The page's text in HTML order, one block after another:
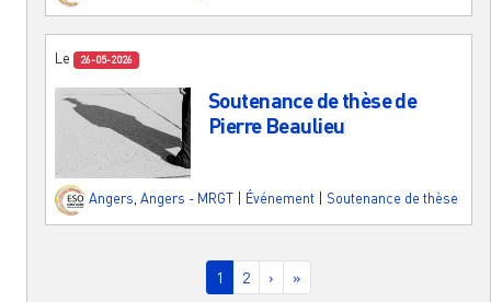
Le 26-05-2026
Soutenance de thèse de
Pierre Beaulieu
Angers, Angers - MRGT Événement Soutenance de thèse
Page courante
1 Page
2 Page suivante
› Dernière page
»